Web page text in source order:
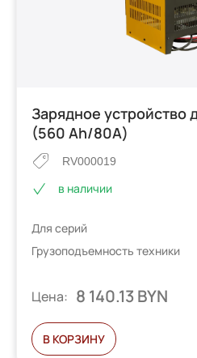
Зарядное устройство
(560 Ah/80А)
RV000019
в наличии
Для серий
Грузоподъемность техники
Цена: 8 140.13 BYN
В КОРЗИНУ